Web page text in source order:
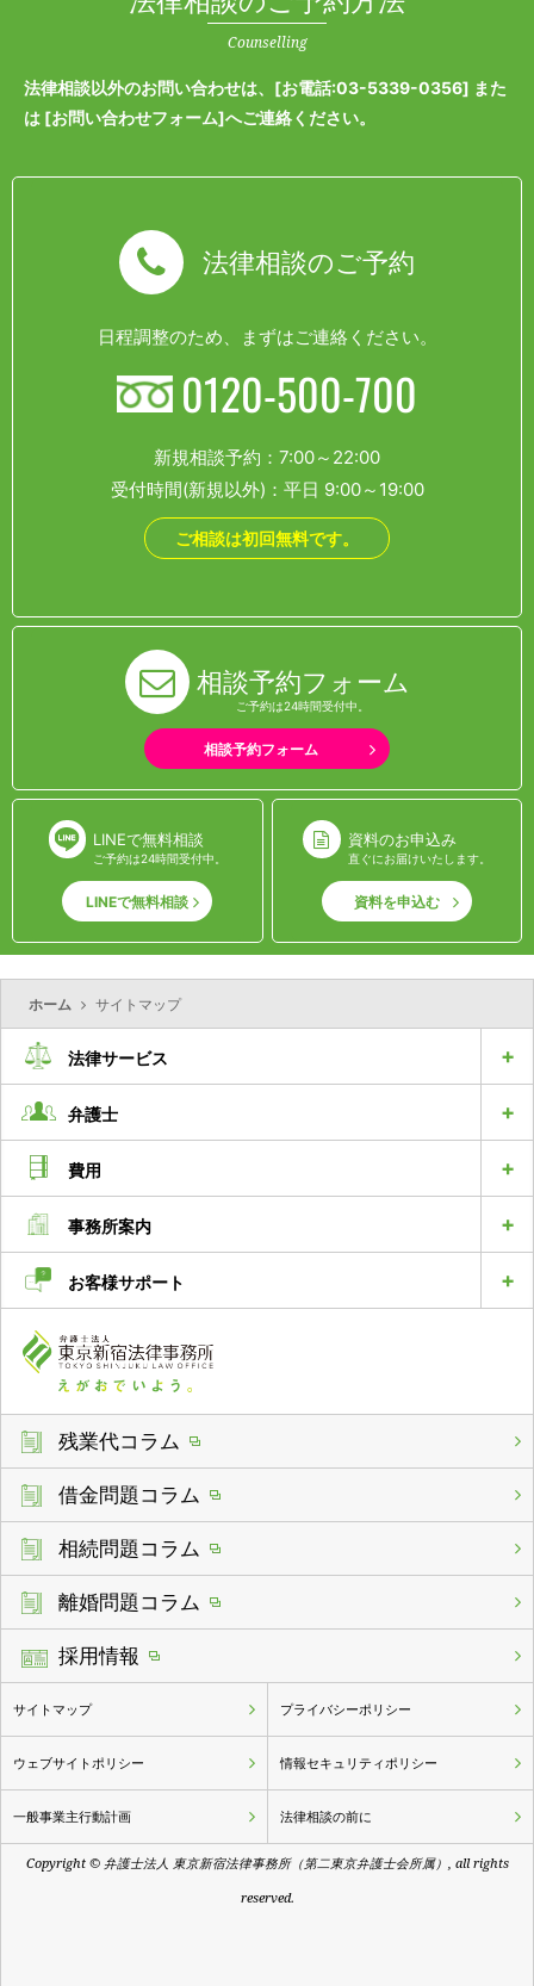
Counselling
法律相談以外のお問い合わせは、[お電話:03-5339-0356] また
は [お問い合わせフォーム]へご連絡ください。
法律相談のご予約
日程調整のため、まずはご連絡ください。
0120-500-700
新規相談予約：7:00～22:00
受付時間(新規以外)：平日 9:00～19:00
ご相談は初回無料です。
相談予約フォーム
ご予約は24時間受付中。
相談予約フォーム
LINEで無料相談
ご予約は24時間受付中。
LINEで無料相談
資料のお申込み
直ぐにお届けいたします。
資料を申込む
ホーム サイトマップ
法律サービス
弁護士
費用
事務所案内
お客様サポート
残業代コラム
借金問題コラム
相続問題コラム
離婚問題コラム
採用情報
サイトマップ プライバシーポリシー
ウェブサイトポリシー 情報セキュリティポリシー
一般事業主行動計画 法律相談の前に
Copyright © 弁護士法人 東京新宿法律事務所（第二東京弁護士会所属）, all rights
reserved.